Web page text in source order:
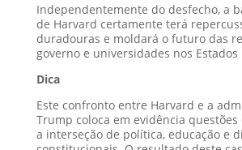
Independentemente do desfecho, a
de Harvard certamente terá
duradouras e moldará o futuro das
governo e universidades nos Estados
Dica
Este confronto entre Harvard e a
Trump coloca em evidência
a interseção de política, educação e